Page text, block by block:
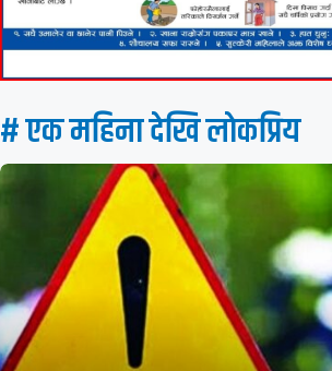
# एक महिना देखि लाेकप्रिय